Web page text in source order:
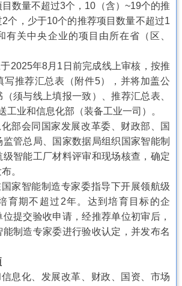
目数量不超过3个，10（含）~19个的推
个，少于10个的推荐项目数量不超过1
有关中央企业的项目由所在省（区、
2025年8月1日前完成线上审核，按推
写推荐汇总表（附件5），并将加盖公
须与线上填报一致）、推荐汇总表、
工业和信息化部（装备工业一司）。
部会同国家发展改革委、财政部、国
管总局、国家数据局组织国家智能制
智能工厂材料评审和现场核查，确定
。
家智能制造专家委指导下开展领航级
育期不超过2年。达到培育目标的企
提交验收申请，经推荐单位初审后，
制造专家委进行验收认定，并发布名
息化、发展改革、财政、国资、市场